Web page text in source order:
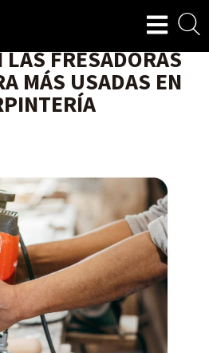
FRESADORAS
MÁS USADAS EN